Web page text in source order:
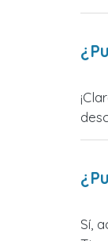
Sí,